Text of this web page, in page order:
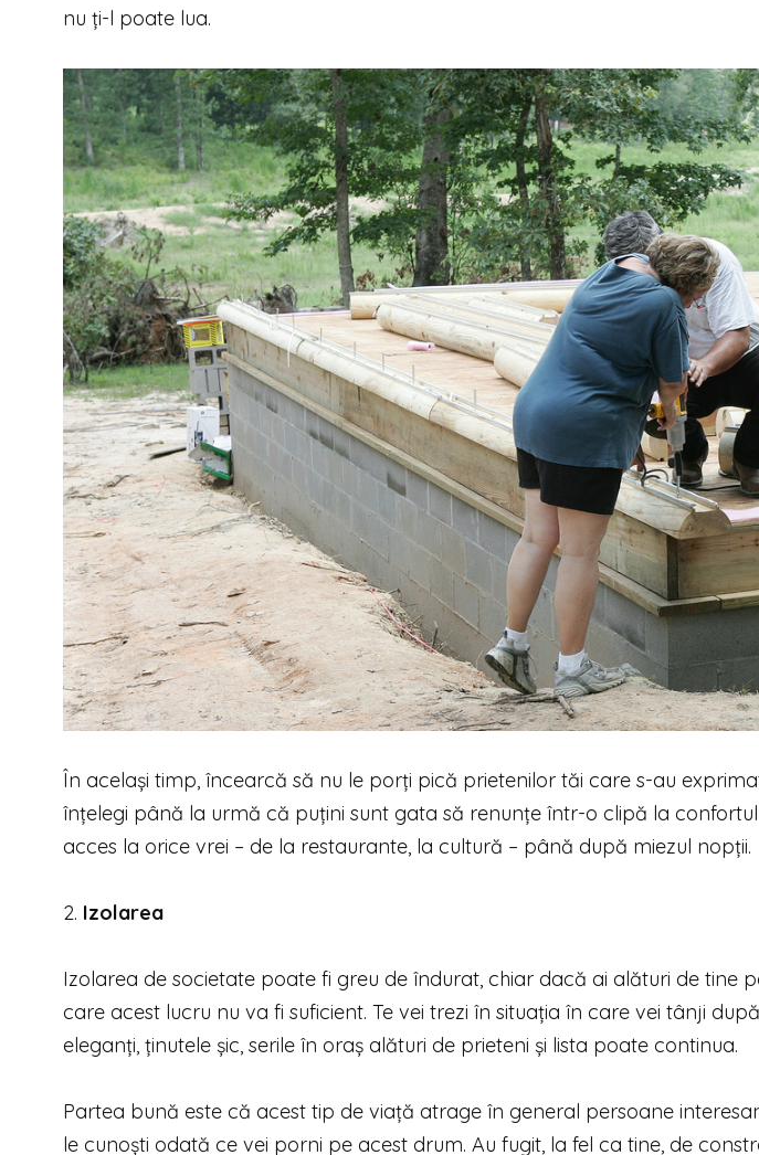
nu ți-l poate lua.
În același timp, încearcă să nu le porți pică prietenilor tăi care s-au
înțelegi până la urmă că puțini sunt gata să renunțe într-o clipă la
acces la orice vrei – de la restaurante, la cultură – până după miezul nopții.
2. Izolarea
Izolarea de societate poate fi greu de îndurat, chiar dacă ai alături de tine
care acest lucru nu va fi suficient. Te vei trezi în situația în care vei tânji
eleganți, ținutele șic, serile în oraș alături de prieteni și lista poate continua.
Partea bună este că acest tip de viață atrage în general persoane
le cunoști odată ce vei porni pe acest drum. Au fugit, la fel ca tine, de